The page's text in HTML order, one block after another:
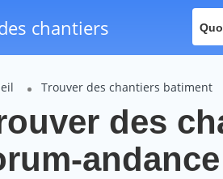
chantiers
Trouver des chantiers batiment
des
andance